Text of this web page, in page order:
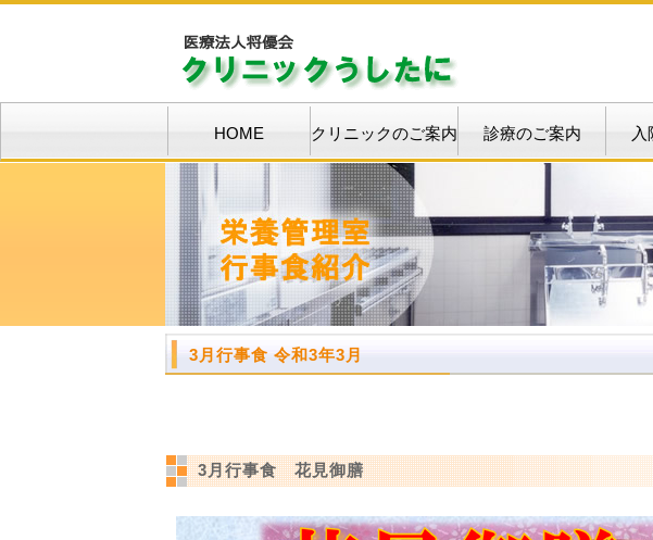
HOME クリニックのご案内 診療のご案内
3月行事食 令和3年3月
3月行事食 花見御膳